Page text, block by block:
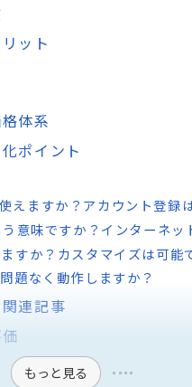
ット
体系
ポイント
ますか？アカウント登録
意味ですか？インターネッ
すか？カスタマイズは可能
題なく動作しますか？
連記事
もっと見る